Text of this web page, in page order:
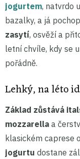
jogurtem, natvrdo
bazalky, a já
zasytí, osvěží a
letní chvíle, kdy se
pořádně.
Lehký, na léto
Základ zůstává
mozzarella a
klasickém caprese
jogurtu dostane